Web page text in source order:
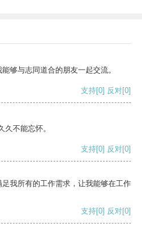
够与志同道合的朋友一起交流。
支持[0] 反对[0]
不能忘怀。
支持[0] 反对[0]
我所有的工作需求，让我能够在工作
支持[0] 反对[0]